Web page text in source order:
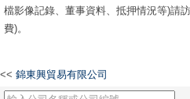
檔影像記錄、董事資料、抵押情況等)請
費)。
<< 錦東興貿易有限公司